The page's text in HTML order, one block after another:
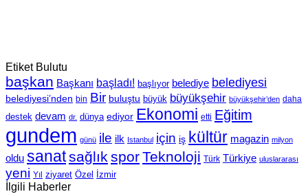
Etiket Bulutu
başkan Başkanı başladı! başlıyor belediye belediyesi
belediyesi’nden bin Bir buluştu büyük büyükşehir büyükşehir’den daha
destek devam dr. dünya ediyor Ekonomi etti Eğitim
gundem günü ile ilk Istanbul için iş kültür magazin milyon
oldu sanatsağlık sporTeknoloji Türk Türkiye uluslararası
yeni Yıl ziyaret Özel İzmir
İlgili Haberler